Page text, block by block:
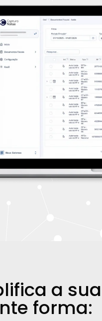
a sua
forma: